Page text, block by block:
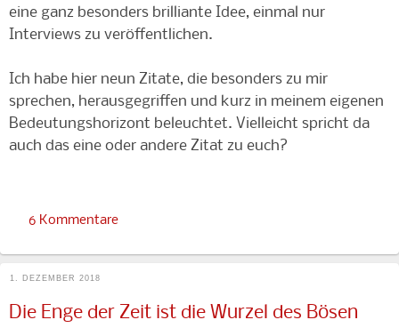
eine ganz besonders brilliante Idee, einmal nur
Interviews zu veröffentlichen.
Ich habe hier neun Zitate, die besonders zu mir
sprechen, herausgegriffen und kurz in meinem eigenen
Bedeutungshorizont beleuchtet. Vielleicht spricht da
auch das eine oder andere Zitat zu euch?
6 Kommentare
1. DEZEMBER 2018
Die Enge der Zeit ist die Wurzel des Bösen